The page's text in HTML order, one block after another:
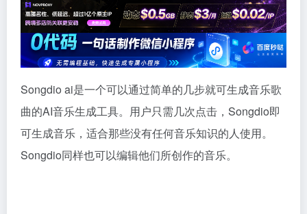
Songdio ai是一个可以通过简单的几步就可生成音乐歌
曲的AI音乐生成工具。用户只需几次点击，Songdio即
可生成音乐，适合那些没有任何音乐知识的人使用。
Songdio同样也可以编辑他们所创作的音乐。